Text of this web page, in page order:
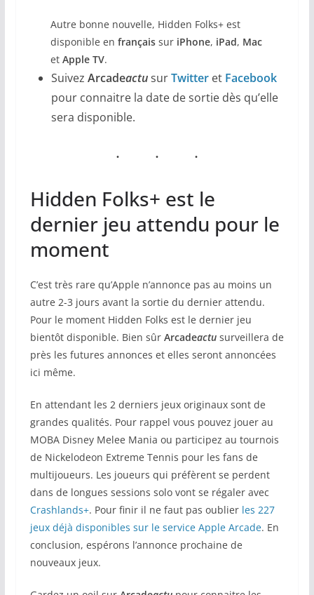
Autre bonne nouvelle, Hidden Folks+ est
disponible en françaissur iPhone, iPad, Mac
et Apple TV.
Suivez ArcadeactusurTwitteret Facebook
pour connaitre la date de sortie dès qu’elle
sera disponible.
Hidden Folks+ est le
dernier jeu attendu pour le
moment
C’est très rare qu’Apple n’annonce pas au moins un
autre 2-3 jours avant la sortie du dernier attendu.
Pour le moment Hidden Folks est le dernier jeu
bientôt disponible. Bien sûr Arcadeactusurveillera de
près les futures annonces et elles seront annoncées
ici même.
En attendant les 2 derniers jeux originaux sont de
grandes qualités. Pour rappel vous pouvez jouer au
MOBA Disney Melee Mania ou participez au tournois
de Nickelodeon Extreme Tennis pour les fans de
multijoueurs. Les joueurs qui préfèrent se perdent
dans de longues sessions solo vont se régaler avec
Crashlands+. Pour finir il ne faut pas oublier les 227
jeux déjà disponibles sur le service Apple Arcade. En
conclusion, espérons l’annonce prochaine de
nouveaux jeux.